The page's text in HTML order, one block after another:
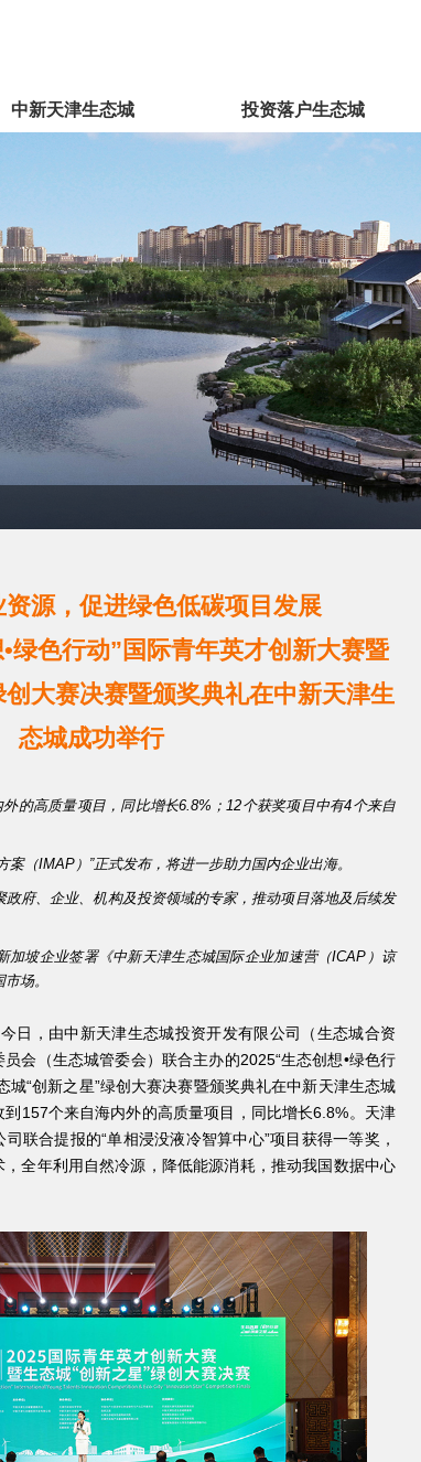
中新天津生态城 投资落户生态城
源，促进绿色低碳项目发展
色行动”国际青年英才创新大赛暨
大赛决赛暨颁奖典礼在中新天津生
态城成功举行
的高质量项目，同比增长6.8%；12个获奖项目中有4个来自
案（IMAP）”正式发布，将进一步助力国内企业出海。
政府、企业、机构及投资领域的专家，推动项目落地及后续发
加坡企业签署《中新天津生态城国际企业加速营（ICAP）谅
场。
，由中新天津生态城投资开发有限公司（生态城合资
会（生态城管委会）联合主办的2025“生态创想•绿色行
城“创新之星”绿创大赛决赛暨颁奖典礼在中新天津生态城
到157个来自海内外的高质量项目，同比增长6.8%。天津
联合提报的“单相浸没液冷智算中心”项目获得一等奖，
全年利用自然冷源，降低能源消耗，推动我国数据中心